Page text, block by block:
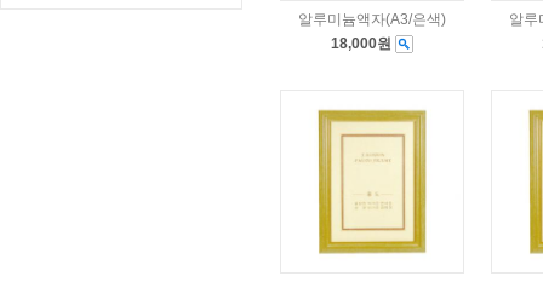
알루미늄액자(A3/은색)
18,000원
알루